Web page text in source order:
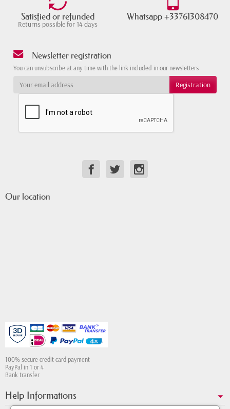
Satisfied or refunded
Returns possible for 14 days
Whatsapp +33761308470
Newsletter registration
You can unsubscribe at any time with the link included in our newsletters
Our location
100% secure credit card payment
PayPal in 1 or 4
Bank transfer
Help Informations